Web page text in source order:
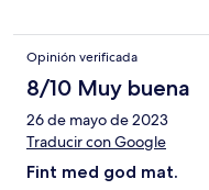
Opinión verificada
8/10 Muy buena
26 de mayo de 2023
Traducir con Google
Fint med god mat.